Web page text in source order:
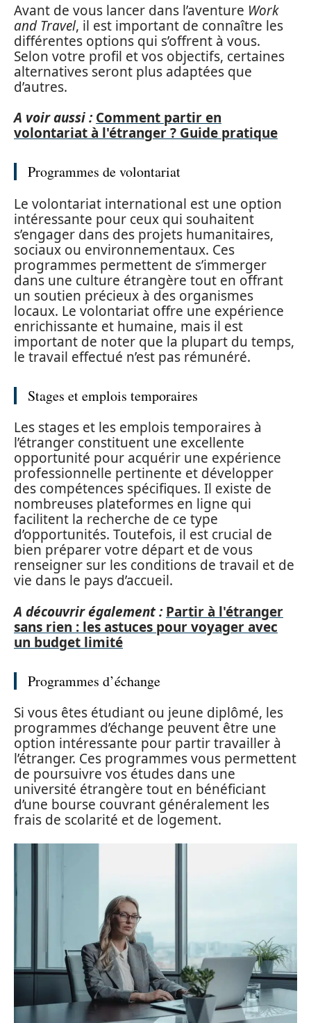
Avant de vous lancer dans l’aventure Work
and Travel, il est important de connaître les
différentes options qui s’offrent à vous.
Selon votre profil et vos objectifs, certaines
alternatives seront plus adaptées que
d’autres.
A voir aussi : Comment partir en
volontariat à l'étranger ? Guide pratique
Programmes de volontariat
Le volontariat international est une option
intéressante pour ceux qui souhaitent
s’engager dans des projets humanitaires,
sociaux ou environnementaux. Ces
programmes permettent de s’immerger
dans une culture étrangère tout en offrant
un soutien précieux à des organismes
locaux. Le volontariat offre une expérience
enrichissante et humaine, mais il est
important de noter que la plupart du temps,
le travail effectué n’est pas rémunéré.
Stages et emplois temporaires
Les stages et les emplois temporaires à
l’étranger constituent une excellente
opportunité pour acquérir une expérience
professionnelle pertinente et développer
des compétences spécifiques. Il existe de
nombreuses plateformes en ligne qui
facilitent la recherche de ce type
d’opportunités. Toutefois, il est crucial de
bien préparer votre départ et de vous
renseigner sur les conditions de travail et de
vie dans le pays d’accueil.
A découvrir également : Partir à l'étranger
sans rien : les astuces pour voyager avec
un budget limité
Programmes d’échange
Si vous êtes étudiant ou jeune diplômé, les
programmes d’échange peuvent être une
option intéressante pour partir travailler à
l’étranger. Ces programmes vous permettent
de poursuivre vos études dans une
université étrangère tout en bénéficiant
d’une bourse couvrant généralement les
frais de scolarité et de logement.